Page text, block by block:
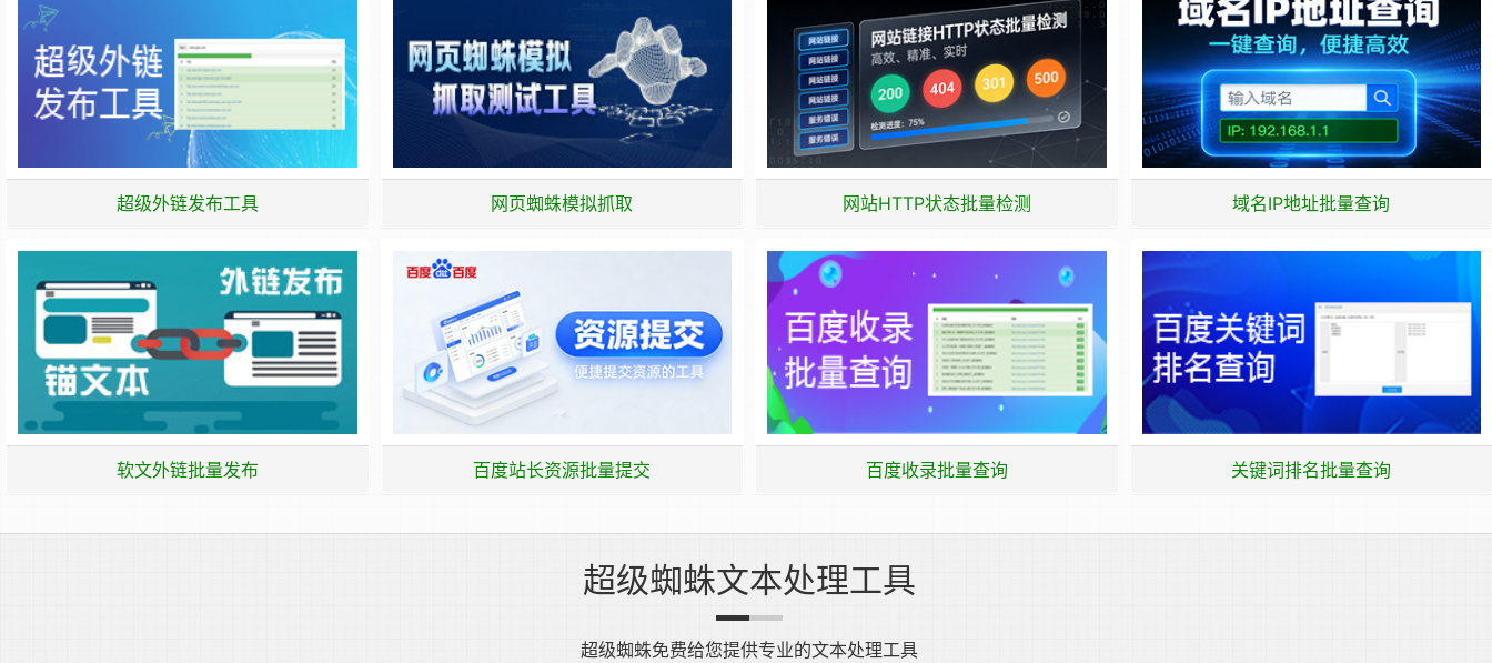
超级外链发布工具 网页蜘蛛模拟抓取 网站HTTP状态批量检测 域名IP地址批量查询
软文外链批量发布 百度站长资源批量提交 百度收录批量查询 关键词排名批量查询
超级蜘蛛文本处理工具
超级蜘蛛免费给您提供专业的文本处理工具